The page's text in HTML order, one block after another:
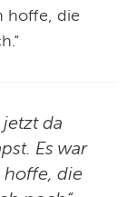
hoffe, die
da
Es war
die